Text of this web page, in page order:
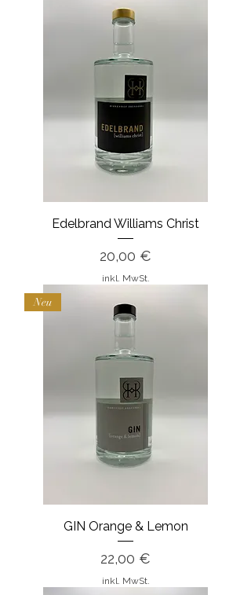
Edelbrand Williams Christ
Preis
20,00 €
inkl. MwSt.
Neu
GIN Orange & Lemon
Preis
22,00 €
inkl. MwSt.